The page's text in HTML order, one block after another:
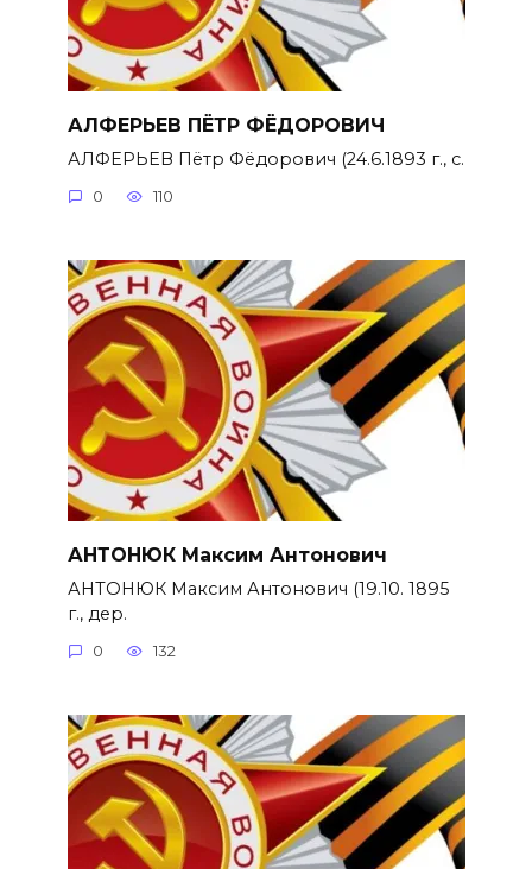
АЛФЕРЬЕВ ПЁТР ФЁДОРОВИЧ
АЛФЕРЬЕВ Пётр Фёдорович (24.6.1893 г., с.
0 110
АНТОНЮК Максим Антонович
АНТОНЮК Максим Антонович (19.10. 1895
г., дер.
0 132